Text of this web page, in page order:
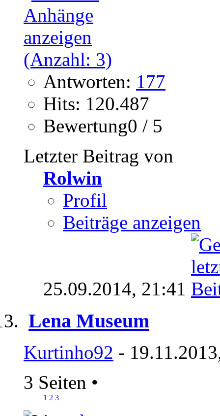
Antworten: 177
Hits: 120.487
Bewertung0 / 5
Letzter Beitrag von
Rolwin
Profil
Beiträge anzeigen
25.09.2014, 21:41
Lena Museum
Kurtinho92 -
3 Seiten •
1 2 3